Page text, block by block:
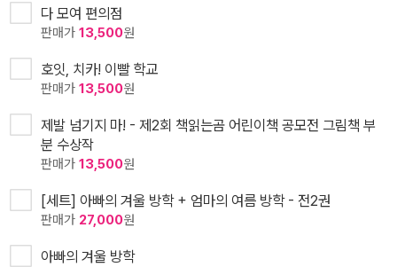
다 모여 편의점
판매가 13,500원
호잇, 치카! 이빨 학교
판매가 13,500원
제발 넘기지 마! - 제2회 책읽는곰 어린이책 공모전 그림책 부
분 수상작
판매가 13,500원
[세트] 아빠의 겨울 방학 + 엄마의 여름 방학 - 전2권
판매가 27,000원
아빠의 겨울 방학